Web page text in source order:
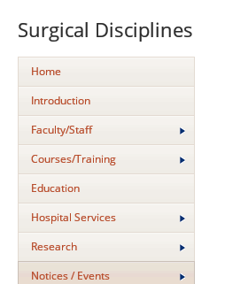
Surgical Disciplines
Home
Introduction
Faculty/Staff
Courses/Training
Education
Hospital Services
Research
Notices / Events